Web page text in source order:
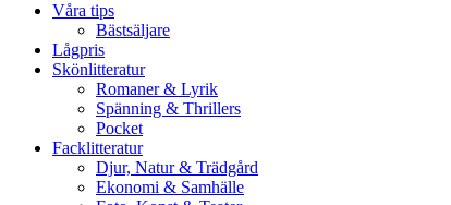
Våra tips
Bästsäljare
Lågpris
Skönlitteratur
Romaner & Lyrik
Spänning & Thrillers
Pocket
Facklitteratur
Djur, Natur & Trädgård
Ekonomi & Samhälle